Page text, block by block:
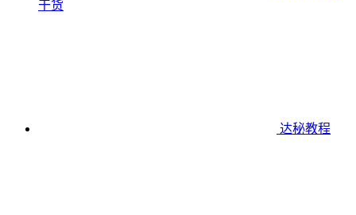
干货
达秘教程